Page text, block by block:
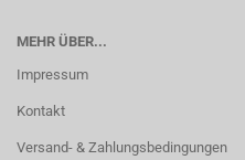
MEHR ÜBER...
Impressum
Kontakt
Versand- & Zahlungsbedingungen